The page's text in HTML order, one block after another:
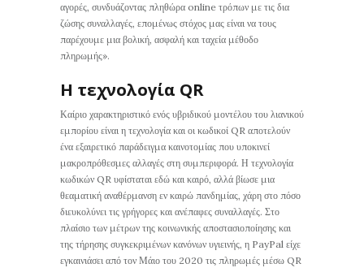
αγορές, συνδυάζοντας πληθώρα online τρόπων με τις δια
ζώσης συναλλαγές, επομένως στόχος μας είναι να τους
παρέχουμε μια βολική, ασφαλή και ταχεία μέθοδο
πληρωμής».
Η τεχνολογία QR
Καίριο χαρακτηριστικό ενός υβριδικού μοντέλου του λιανικού
εμπορίου είναι η τεχνολογία και οι κωδικοί QR αποτελούν
ένα εξαιρετικό παράδειγμα καινοτομίας που υποκινεί
μακροπρόθεσμες αλλαγές στη συμπεριφορά. Η τεχνολογία
κωδικών QR υφίσταται εδώ και καιρό, αλλά βίωσε μια
θεαματική αναθέρμανση εν καιρώ πανδημίας, χάρη στο πόσο
διευκολύνει τις γρήγορες και ανέπαφες συναλλαγές. Στο
πλαίσιο των μέτρων της κοινωνικής αποστασιοποίησης και
της τήρησης συγκεκριμένων κανόνων υγιεινής, η PayPal είχε
εγκαινιάσει από τον Μάιο του 2020 τις πληρωμές μέσω QR